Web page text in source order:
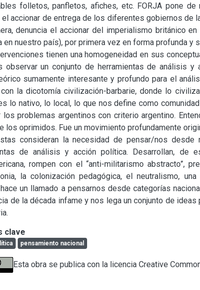
folletos, panfletos, afiches, etc. FORJA pone de
el accionar de entrega de los diferentes gobiernos de
denuncia el accionar del imperialismo británico
en nuestro país), por primera vez en forma profunda y
tienen una homogeneidad en sus
observar un conjunto de herramientas de análisis y
sumamente interesante y profundo para el
la dicotomía civilización-barbarie, donde lo
lo nativo, lo local, lo que nos define como comunidad
los problemas argentinos con criterio argentino.
los oprimidos. Fue un movimiento profundamente
consideran la necesidad de pensar/nos desde
de análisis y acción política. Desarrollan, de
rompen con el “anti-militarismo abstracto”,
la colonización pedagógica, el neutralismo,
un llamado a pensarnos desde categorías
de la década infame y nos lega un conjunto de
clave
pensamiento nacional
Esta obra se publica con la licencia Creative